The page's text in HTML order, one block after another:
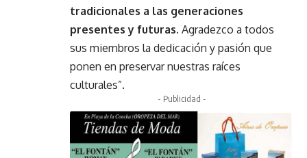
tradicionales a las generaciones
presentes y futuras. Agradezco a todos
sus miembros la dedicación y pasión que
ponen en preservar nuestras raíces
culturales”.
- Publicidad -